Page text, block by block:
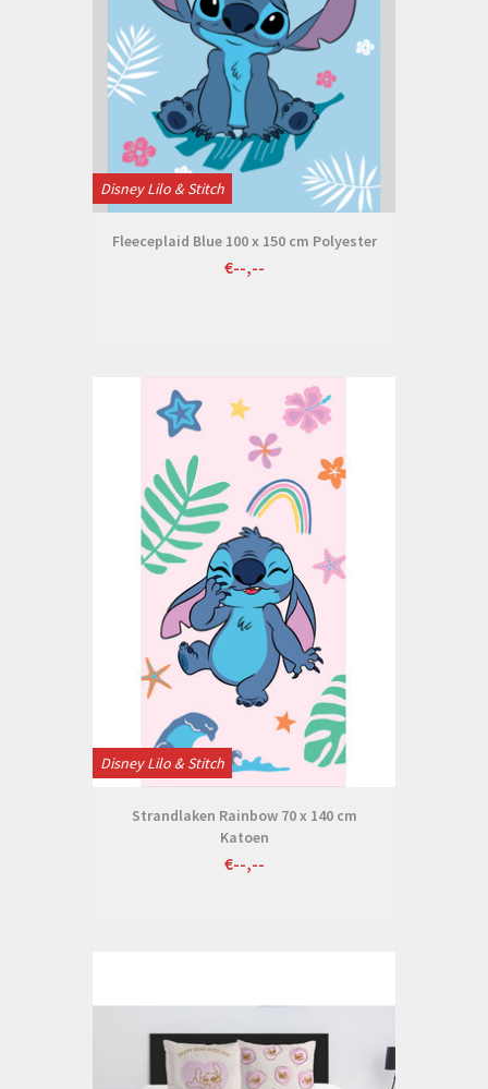
Disney Lilo & Stitch
Fleeceplaid Blue 100 x 150 cm Polyester
€--,--
Disney Lilo & Stitch
Strandlaken Rainbow 70 x 140 cm
Katoen
€--,--